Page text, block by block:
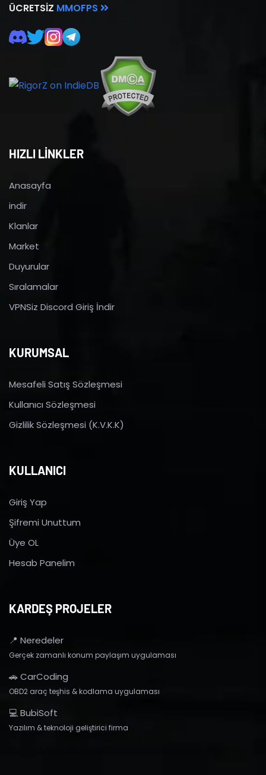
ÜCRETSIZ MMOFPS
HIZLI LİNKLER
Anasayfa
indir
Klanlar
Market
Duyurular
Sıralamalar
VPNSiz Discord Giriş İndir
KURUMSAL
Mesafeli Satış Sözleşmesi
Kullanıcı Sözleşmesi
Gizlilik Sözleşmesi (K.V.K.K)
KULLANICI
Giriş Yap
Şifremi Unuttum
Üye OL
Hesab Panelim
KARDEŞ PROJELER
📍 Neredeler
Gerçek zamanlı konum paylaşım uygulaması
🚗 CarCoding
OBD2 araç teşhis & kodlama uygulaması
💻 BubiSoft
Yazılım & teknoloji geliştirici firma